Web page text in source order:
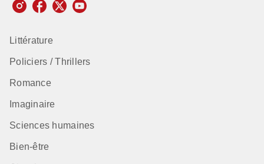
Littérature
Policiers / Thrillers
Romance
Imaginaire
Sciences humaines
Bien-être